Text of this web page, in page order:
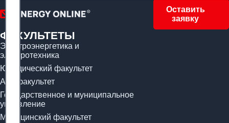
Оставить
заявку
ФАКУЛЬТЕТЫ
Электроэнергетика и
электротехника
Юридический факультет
Арт-факультет
Государственное и муниципальное
управление
Медицинский факультет